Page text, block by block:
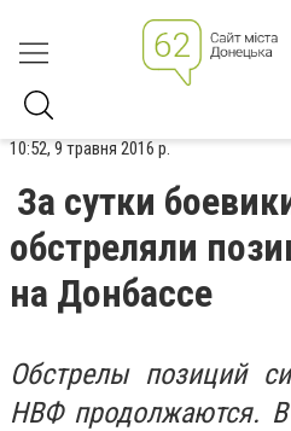
10:52, 9 травня 2016 р.
За сутки
обстреляли
на Донбассе
Обстрелы позиций
НВФ продолжаются. В